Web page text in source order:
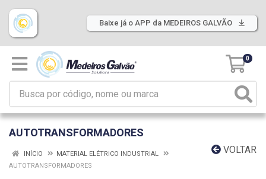
Baixe já o APP da MEDEIROS GALVÃO
0
AUTOTRANSFORMADORES
VOLTAR
INÍCIO
MATERIAL ELÉTRICO INDUSTRIAL
AUTOTRANSFORMADORES